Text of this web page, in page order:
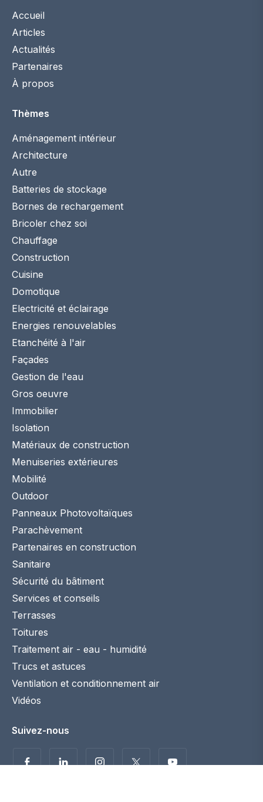
Accueil
Articles
Actualités
Partenaires
À propos
Thèmes
Aménagement intérieur
Architecture
Autre
Batteries de stockage
Bornes de rechargement
Bricoler chez soi
Chauffage
Construction
Cuisine
Domotique
Electricité et éclairage
Energies renouvelables
Etanchéité à l'air
Façades
Gestion de l'eau
Gros oeuvre
Immobilier
Isolation
Matériaux de construction
Menuiseries extérieures
Mobilité
Outdoor
Panneaux Photovoltaïques
Parachèvement
Partenaires en construction
Sanitaire
Sécurité du bâtiment
Services et conseils
Terrasses
Toitures
Traitement air - eau - humidité
Trucs et astuces
Ventilation et conditionnement air
Vidéos
Suivez-nous